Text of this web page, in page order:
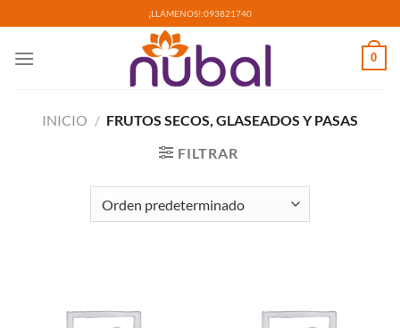
al
contenido
¡LLÁMENOS!:093821740
0
INICIO / FRUTOS SECOS, GLASEADOS Y PASAS
FILTRAR